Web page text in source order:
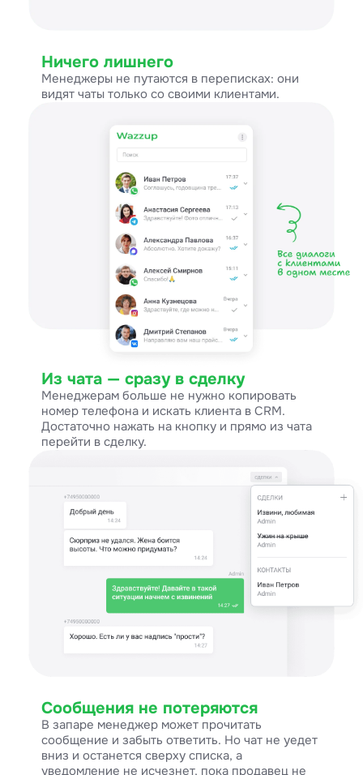
Ничего лишнего
Менеджеры не путаются в переписках: они
видят чаты только со своими клиентами.
Из чата — сразу в сделку
Менеджерам больше не нужно копировать
номер телефона и искать клиента в CRM.
Достаточно нажать на кнопку и прямо из чата
перейти в сделку.
Сообщения не потеряются
В запаре менеджер может прочитать
сообщение и забыть ответить. Но чат не уедет
вниз и останется сверху списка, а
уведомление не исчезнет, пока продавец не